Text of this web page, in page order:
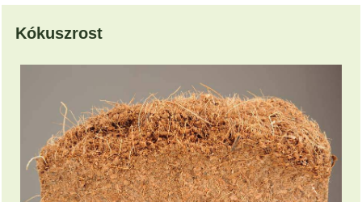
Kókuszrost